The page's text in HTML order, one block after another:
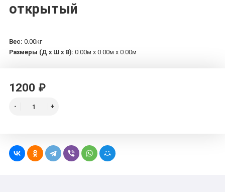
открытый
Вес: 0.00кг
Размеры (Д х Ш х В): 0.00м x 0.00м x 0.00м
1200 ₽